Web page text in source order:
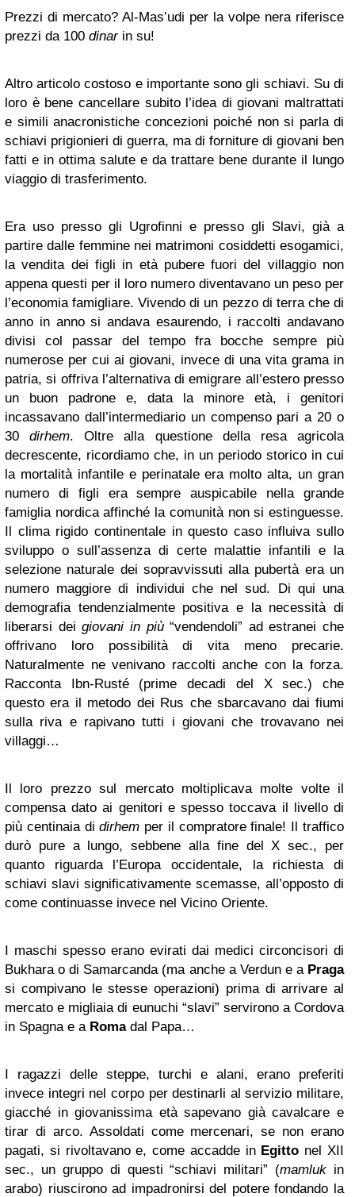
Prezzi di mercato? Al-Mas’udi per la volpe nera riferisce
prezzi da 100 dinarin su!
Altro articolo costoso e importante sono gli schiavi. Su di
loro è bene cancellare subito l’idea di giovani maltrattati
e simili anacronistiche concezioni poiché non si parla di
schiavi prigionieri di guerra, ma di forniture di giovani ben
fatti e in ottima salute e da trattare bene durante il lungo
viaggio di trasferimento.
Era uso presso gli Ugrofinni e presso gli Slavi, già a
partire dalle femmine nei matrimoni cosiddetti esogamici,
la vendita dei figli in età pubere fuori del villaggio non
appena questi per il loro numero diventavano un peso per
l’economia famigliare. Vivendo di un pezzo di terra che di
anno in anno si andava esaurendo, i raccolti andavano
divisi col passar del tempo fra bocche sempre più
numerose per cui ai giovani, invece di una vita grama in
patria, si offriva l’alternativa di emigrare all’estero presso
un buon padrone e, data la minore età, i genitori
incassavano dall’intermediario un compenso pari a 20 o
30dirhem. Oltre alla questione della resa agricola
decrescente, ricordiamo che, in un periodo storico in cui
la mortalità infantile e perinatale era molto alta, un gran
numero di figli era sempre auspicabile nella grande
famiglia nordica affinché la comunità non si estinguesse.
Il clima rigido continentale in questo caso influiva sullo
sviluppo o sull’assenza di certe malattie infantili e la
selezione naturale dei sopravvissuti alla pubertà era un
numero maggiore di individui che nel sud. Di qui una
demografia tendenzialmente positiva e la necessità di
liberarsi deigiovani in più“vendendoli” ad estranei che
offrivano loro possibilità di vita meno precarie.
Naturalmente ne venivano raccolti anche con la forza.
Racconta Ibn-Rusté (prime decadi del X sec.) che
questo era il metodo dei Rus che sbarcavano dai fiumi
sulla riva e rapivano tutti i giovani che trovavano nei
villaggi…
Il loro prezzo sul mercato moltiplicava molte volte il
compensa dato ai genitori e spesso toccava il livello di
più centinaia didirhem per il compratore finale! Il traffico
durò pure a lungo, sebbene alla fine del X sec., per
quanto riguarda l’Europa occidentale, la richiesta di
schiavi slavi significativamente scemasse, all’opposto di
come continuasse invece nel Vicino Oriente.
I maschi spesso erano evirati dai medici circoncisori di
Bukhara o di Samarcanda (ma anche a Verdun e a Praga
si compivano le stesse operazioni) prima di arrivare al
mercato e migliaia di eunuchi “slavi” servirono a Cordova
in Spagna e a Romadal Papa…
I ragazzi delle steppe, turchi e alani, erano preferiti
invece integri nel corpo per destinarli al servizio militare,
giacché in giovanissima età sapevano già cavalcare e
tirar di arco. Assoldati come mercenari, se non erano
pagati, si rivoltavano e, come accadde in Egitto nel XII
sec., un gruppo di questi “schiavi militari” (mamluk in
arabo) riuscirono ad impadronirsi del potere fondando la